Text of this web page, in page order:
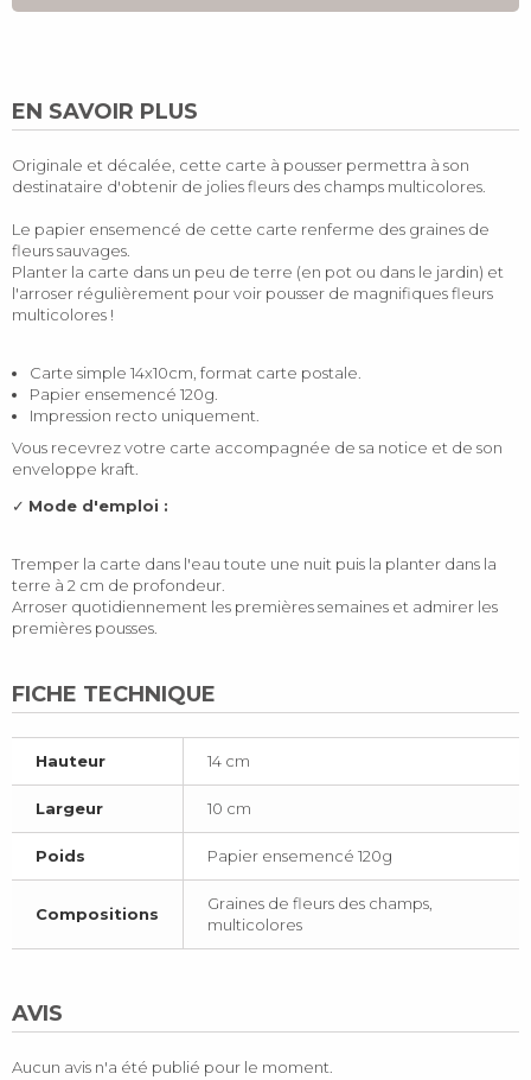
EN SAVOIR PLUS
Originale et décalée, cette carte à pousser permettra à son
destinataire d'obtenir de jolies fleurs des champs multicolores.
Le papier ensemencé de cette carte renferme des graines de
fleurs sauvages.
Planter la carte dans un peu de terre (en pot ou dans le jardin) et
l'arroser régulièrement pour voir pousser de magnifiques fleurs
multicolores !
Carte simple 14x10cm, format carte postale.
Papier ensemencé 120g.
Impression recto uniquement.
Vous recevrez votre carte accompagnée de sa notice et de son
enveloppe kraft.
✓ Mode d'emploi :
Tremper la carte dans l'eau toute une nuit puis la planter dans la
terre à 2 cm de profondeur.
Arroser quotidiennement les premières semaines et admirer les
premières pousses.
FICHE TECHNIQUE
Hauteur 14 cm
Largeur 10 cm
Poids Papier ensemencé 120g
Compositions
Graines de fleurs des champs,
multicolores
AVIS
Aucun avis n'a été publié pour le moment.